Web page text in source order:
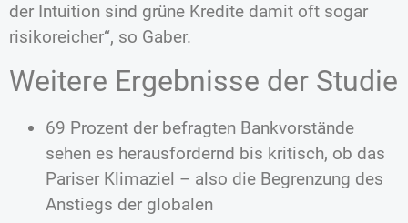
der Intuition sind grüne Kredite damit oft sogar
risikoreicher“, so Gaber.
Weitere Ergebnisse der Studie
69 Prozent der befragten Bankvorstände
sehen es herausfordernd bis kritisch, ob das
Pariser Klimaziel – also die Begrenzung des
Anstiegs der globalen